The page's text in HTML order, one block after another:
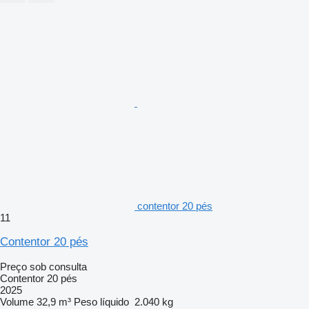
contentor 20 pés
11
Contentor 20 pés
Preço sob consulta
Contentor 20 pés
2025
Volume 32,9 m³ Peso líquido 2.040 kg